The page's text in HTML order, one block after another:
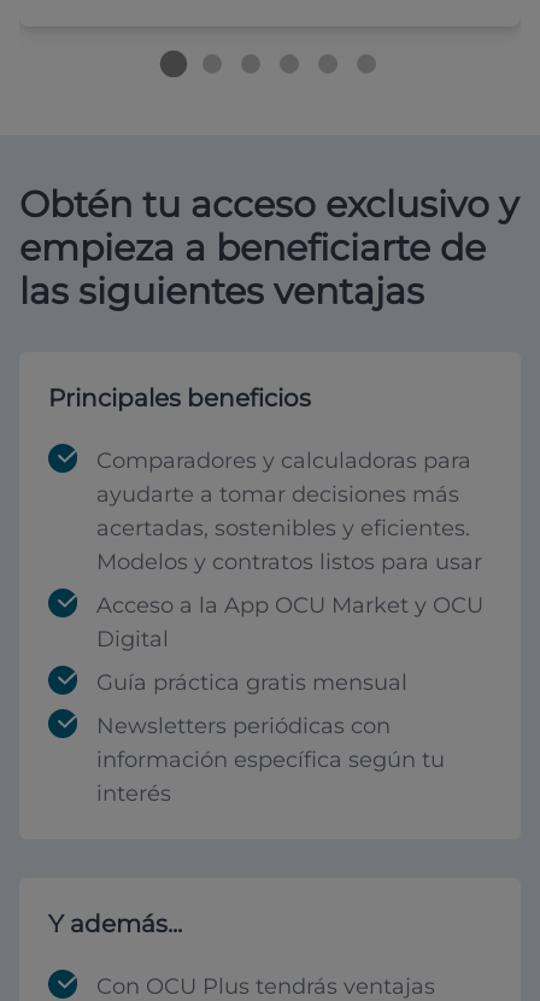
Obtén tu acceso exclusivo y
empieza a beneficiarte de
las siguientes ventajas
Principales beneficios
Comparadores y calculadoras para
ayudarte a tomar decisiones más
acertadas, sostenibles y eficientes.
Modelos y contratos listos para usar
Acceso a la App OCU Market y OCU
Digital
Guía práctica gratis mensual
Newsletters periódicas con
información específica según tu
interés
Y además...
Con OCU Plus tendrás ventajas